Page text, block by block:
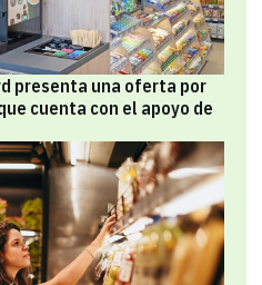
presenta una oferta por
cuenta con el apoyo de